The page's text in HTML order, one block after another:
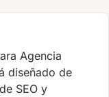
Agencia
diseñado de
SEO y